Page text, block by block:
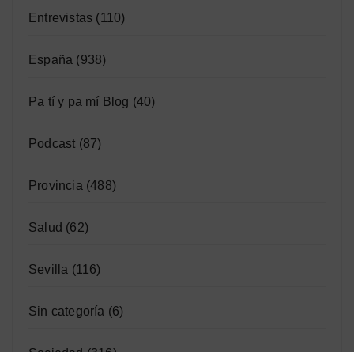
Entrevistas (110)
España (938)
Pa tí y pa mí Blog (40)
Podcast (87)
Provincia(488)
Salud (62)
Sevilla (116)
Sin categoría (6)